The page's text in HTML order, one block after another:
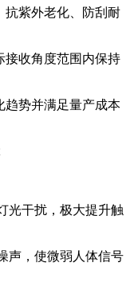
抗紫外老化、防刮耐
接收角度范围内保持
趋势并满足量产成本
光干扰，极大提升触
声，使微弱人体信号